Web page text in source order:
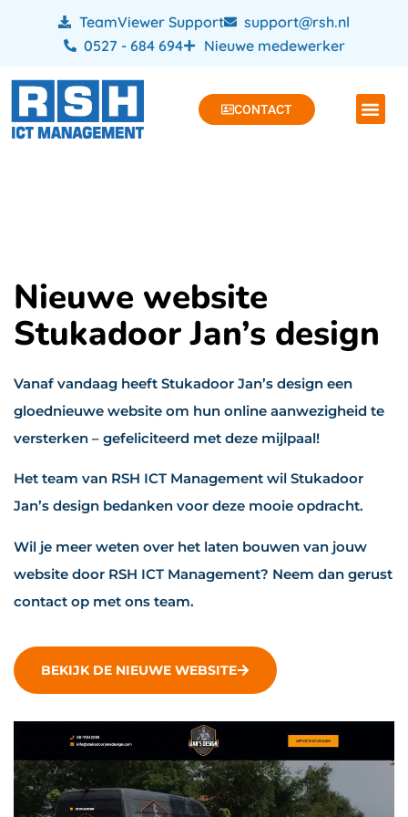
TeamViewer Support
support@rsh.nl
0527 - 684 694
Nieuwe medewerker
CONTACT
Nieuwe website
Stukadoor Jan’s design
Vanaf vandaag heeft Stukadoor Jan’s design een
gloednieuwe website om hun online aanwezigheid te
versterken – gefeliciteerd met deze mijlpaal!
Het team van RSH ICT Management wil Stukadoor
Jan’s design bedanken voor deze mooie opdracht.
Wil je meer weten over het laten bouwen van jouw
website door RSH ICT Management? Neem dan gerust
contact op met ons team.
BEKIJK DE NIEUWE WEBSITE